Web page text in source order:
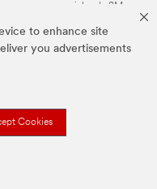
to enhance site
you advertisements
Cookies
marcas comerciales de 3M.